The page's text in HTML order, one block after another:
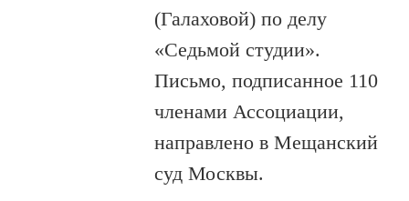
(Галаховой) по делу
«Седьмой студии».
Письмо, подписанное 110
членами Ассоциации,
направлено в Мещанский
суд Москвы.